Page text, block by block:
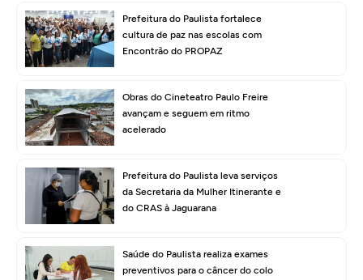
Prefeitura do Paulista fortalece
cultura de paz nas escolas com
Encontrão do PROPAZ
Obras do Cineteatro Paulo Freire
avançam e seguem em ritmo
acelerado
Prefeitura do Paulista leva serviços
da Secretaria da Mulher Itinerante e
do CRAS à Jaguarana
Saúde do Paulista realiza exames
preventivos para o câncer do colo